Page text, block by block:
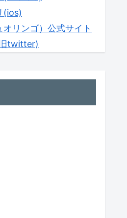
(ios)
リンゴ）公式サイト
twitter)